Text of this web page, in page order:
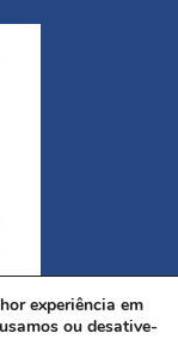
experiência em
ou desative-